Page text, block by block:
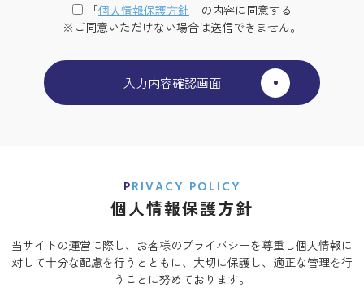
「個⼈情報保護⽅針 」の内容に同意する
※ご同意いただけない場合は送信できません。
PRIVACY POLICY
個人情報保護方針
当サイトの運営に際し、お客様のプライバシーを尊重し個人情報に
対して十分な配慮を行うとともに、 大切に保護し、適正な管理を行
うことに努めております。